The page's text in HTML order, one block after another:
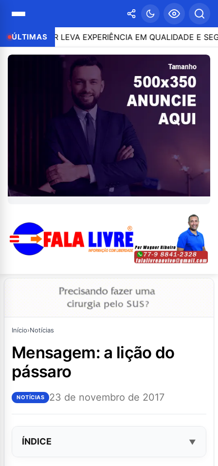
ÚLTIMAS
LEVA EXPERIÊNCIA EM QUALIDADE E
Início›Notícias
mensagem: a lição do
pássaro
NOTÍCIAS 23 de novembro de 2017
ÍNDICE